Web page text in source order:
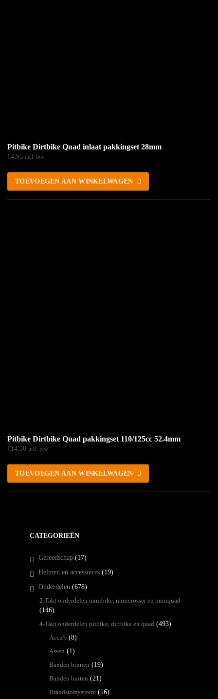
Pitbike Dirtbike Quad inlaat pakkingset 28mm
€4,95 incl. btw
TOEVOEGEN AAN WINKELWAGEN
Pitbike Dirtbike Quad pakkingset 110/125cc 52.4mm
€14,50 incl. btw
TOEVOEGEN AAN WINKELWAGEN
CATEGORIEËN
Gereedschap (17)
Helmen en accessoires (19)
Onderdelen (678)
2-Takt onderdelen minibike, minicrosser en miniquad
(146)
4-Takt onderdelen pitbike, dirtbike en quad (493)
Accu’s (8)
Assen (1)
Banden binnen (19)
Banden buiten (21)
Brandstofsysteem (16)